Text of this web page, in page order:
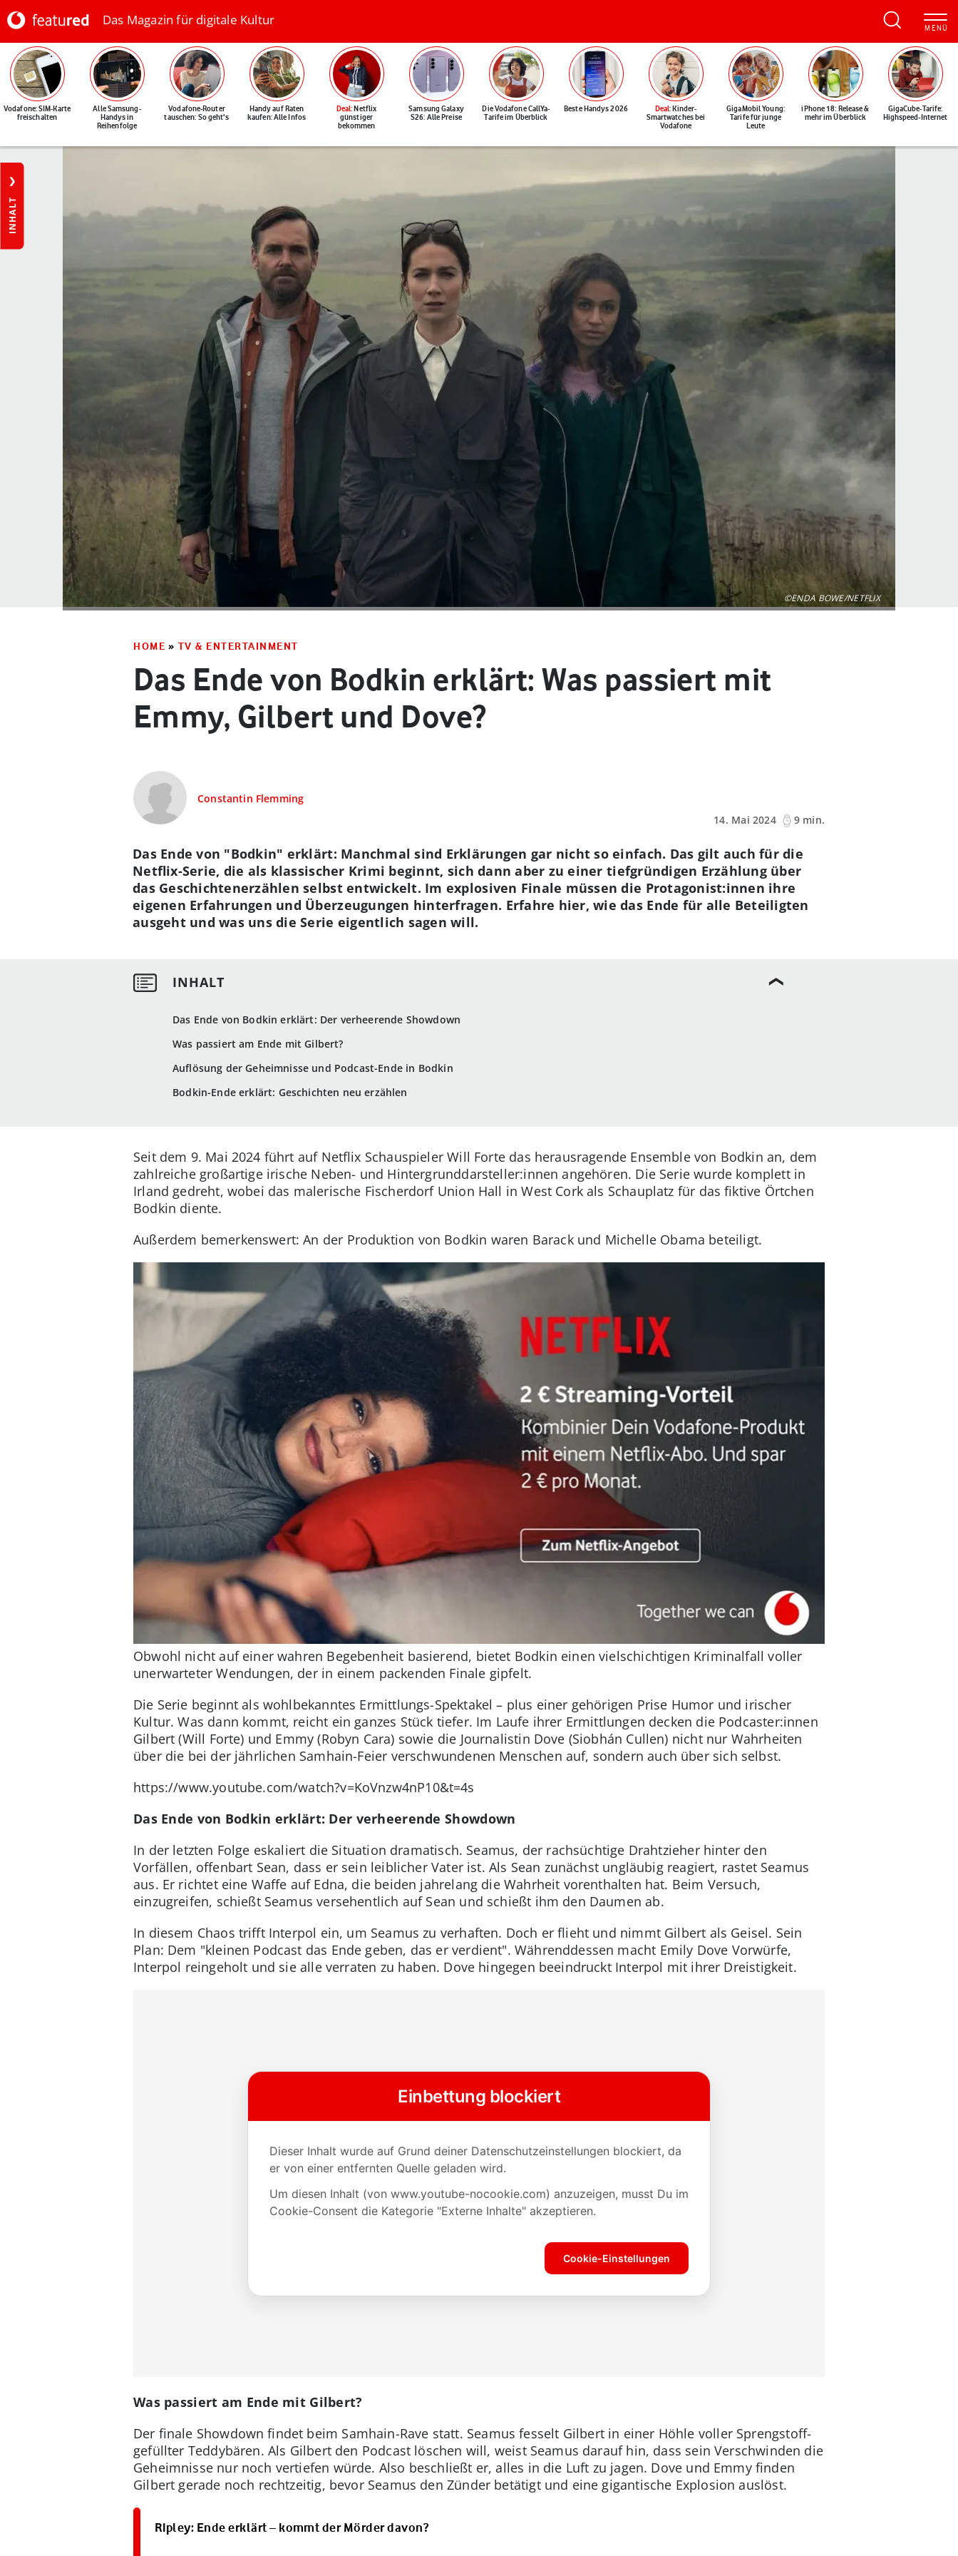
Das Magazin für digitale Kultur
Vodafone: SIM-Karte
freischalten
Alle Samsung-
Handys in
Reihenfolge
Vodafone-Router
tauschen: So geht's
Handy auf Raten
kaufen: Alle Infos
Deal: Netflix
günstiger
bekommen
Samsung Galaxy
S26: Alle Preise
Die Vodafone CallYa-
Tarife im Überblick
Beste Handys 2026 Deal: Kinder-
Smartwatches bei
Vodafone
GigaMobil Young:
Tarife für junge
Leute
iPhone 18: Release &
mehr im Überblick
GigaCube-Tarife:
Highspeed-Internet
INHALT
©ENDA BOWE/NETFLIX
HOME » TV & ENTERTAINMENT
Das Ende von Bodkin erklärt: Was passiert mit
Emmy, Gilbert und Dove?
Constantin Flemming
14. Mai 2024
9 min.
Das Ende von Bodkin erklärt: Der verheerende Showdown
Was passiert am Ende mit Gilbert?
Auflösung der Geheimnisse und Podcast-Ende in Bodkin
Bodkin-Ende erklärt: Geschichten neu erzählen
Das Ende von "Bodkin" erklärt: Manchmal sind Erklärungen gar nicht so einfach. Das gilt auch für die
Netflix-Serie, die als klassischer Krimi beginnt, sich dann aber zu einer tiefgründigen Erzählung über
das Geschichtenerzählen selbst entwickelt. Im explosiven Finale müssen die Protagonist:innen ihre
eigenen Erfahrungen und Überzeugungen hinterfragen. Erfahre hier, wie das Ende für alle Beteiligten
ausgeht und was uns die Serie eigentlich sagen will.
Seit dem 9. Mai 2024 führt auf Netflix Schauspieler Will Forte das herausragende Ensemble von Bodkin an, dem
zahlreiche großartige irische Neben- und Hintergrunddarsteller:innen angehören. Die Serie wurde komplett in
Irland gedreht, wobei das malerische Fischerdorf Union Hall in West Cork als Schauplatz für das fiktive Örtchen
Bodkin diente.
Außerdem bemerkenswert: An der Produktion von Bodkin waren Barack und Michelle Obama beteiligt.
Obwohl nicht auf einer wahren Begebenheit basierend, bietet Bodkin einen vielschichtigen Kriminalfall voller
unerwarteter Wendungen, der in einem packenden Finale gipfelt.
Die Serie beginnt als wohlbekanntes Ermittlungs-Spektakel – plus einer gehörigen Prise Humor und irischer
Kultur. Was dann kommt, reicht ein ganzes Stück tiefer. Im Laufe ihrer Ermittlungen decken die Podcaster:innen
Gilbert (Will Forte) und Emmy (Robyn Cara) sowie die Journalistin Dove (Siobhán Cullen) nicht nur Wahrheiten
über die bei der jährlichen Samhain-Feier verschwundenen Menschen auf, sondern auch über sich selbst.
https://www.youtube.com/watch?v=KoVnzw4nP10&t=4s
Das Ende von Bodkin erklärt: Der verheerende Showdown
In der letzten Folge eskaliert die Situation dramatisch. Seamus, der rachsüchtige Drahtzieher hinter den
Vorfällen, offenbart Sean, dass er sein leiblicher Vater ist. Als Sean zunächst ungläubig reagiert, rastet Seamus
aus. Er richtet eine Waffe auf Edna, die beiden jahrelang die Wahrheit vorenthalten hat. Beim Versuch,
einzugreifen, schießt Seamus versehentlich auf Sean und schießt ihm den Daumen ab.
In diesem Chaos trifft Interpol ein, um Seamus zu verhaften. Doch er flieht und nimmt Gilbert als Geisel. Sein
Plan: Dem "kleinen Podcast das Ende geben, das er verdient". Währenddessen macht Emily Dove Vorwürfe,
Interpol reingeholt und sie alle verraten zu haben. Dove hingegen beeindruckt Interpol mit ihrer Dreistigkeit.
Was passiert am Ende mit Gilbert?
Der finale Showdown findet beim Samhain-Rave statt. Seamus fesselt Gilbert in einer Höhle voller Sprengstoff-
gefüllter Teddybären. Als Gilbert den Podcast löschen will, weist Seamus darauf hin, dass sein Verschwinden die
Geheimnisse nur noch vertiefen würde. Also beschließt er, alles in die Luft zu jagen. Dove und Emmy finden
Gilbert gerade noch rechtzeitig, bevor Seamus den Zünder betätigt und eine gigantische Explosion auslöst.
Ripley: Ende erklärt – kommt der Mörder davon?